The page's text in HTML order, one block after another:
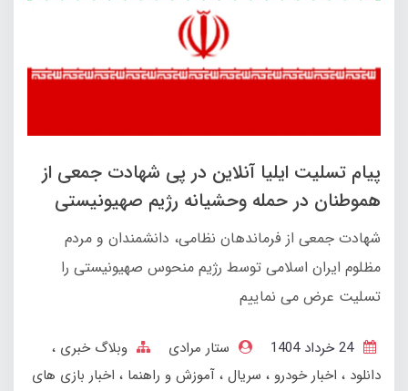
پیام تسلیت ایلیا آنلاین در پی شهادت جمعی از
هموطنان در حمله وحشیانه رژیم صهیونیستی
شهادت جمعی از فرماندهان نظامی، دانشمندان و مردم
مظلوم ایران اسلامی توسط رژیم منحوس صهیونیستی را
تسلیت عرض می نماییم
24 خرداد 1404 ستار مرادی
وبلاگ خبری
دانلود
اخبار خودرو سریال آموزش و راهنما اخبار بازی های